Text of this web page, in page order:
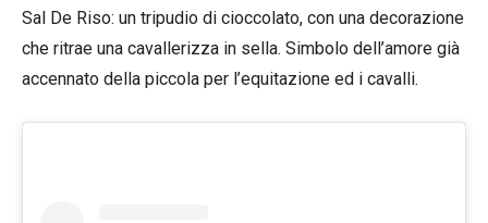
Sal De Riso: un tripudio di cioccolato, con una decorazione
che ritrae una cavallerizza in sella. Simbolo dell’amore già
accennato della piccola per l’equitazione ed i cavalli.